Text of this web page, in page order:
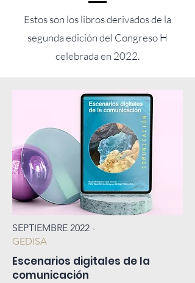
Estos son los libros derivados de la
segunda edición del Congreso H
celebrada en 2022.
SEPTIEMBRE 2022 -
GEDISA
Escenarios digitales de la
comunicación